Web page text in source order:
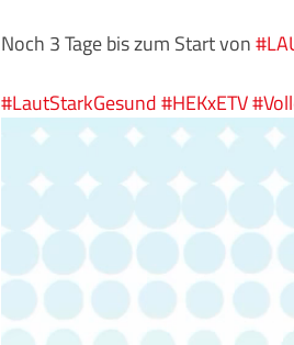
Noch 3 Tage bis zum Start von
#LautStarkGesund#HEKxETV